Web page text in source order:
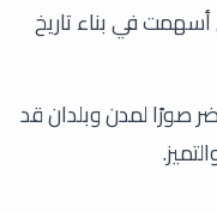
أسهمت في بناء تاريخ
صورًا لمدن وبلدان قد